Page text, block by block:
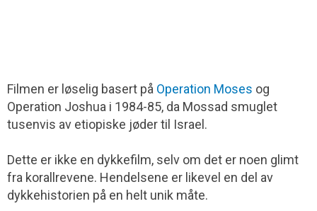
Filmen er løselig basert på Operation Moses og
Operation Joshua i 1984-85, da Mossad smuglet
tusenvis av etiopiske jøder til Israel.
Dette er ikke en dykkefilm, selv om det er noen glimt
fra korallrevene. Hendelsene er likevel en del av
dykkehistorien på en helt unik måte.